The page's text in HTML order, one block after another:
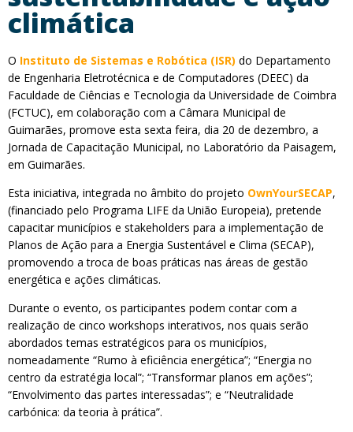
climática
O Instituto de Sistemas e Robótica (ISR) do Departamento
de Engenharia Eletrotécnica e de Computadores (DEEC) da
Faculdade de Ciências e Tecnologia da Universidade de Coimbra
(FCTUC), em colaboração com a Câmara Municipal de
Guimarães, promove esta sexta feira, dia 20 de dezembro, a
Jornada de Capacitação Municipal, no Laboratório da Paisagem,
em Guimarães.
Esta iniciativa, integrada no âmbito do projeto OwnYourSECAP,
(financiado pelo Programa LIFE da União Europeia), pretende
capacitar municípios e stakeholders para a implementação de
Planos de Ação para a Energia Sustentável e Clima (SECAP),
promovendo a troca de boas práticas nas áreas de gestão
energética e ações climáticas.
Durante o evento, os participantes podem contar com a
realização de cinco workshops interativos, nos quais serão
abordados temas estratégicos para os municípios,
nomeadamente “Rumo à eficiência energética”; “Energia no
centro da estratégia local”; “Transformar planos em ações”;
“Envolvimento das partes interessadas”; e “Neutralidade
carbónica: da teoria à prática”.